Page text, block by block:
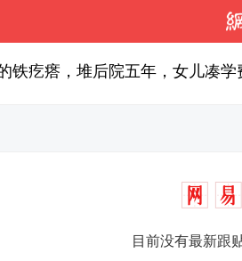
铁疙瘩，堆后院五年，女儿凑学
目前没有最新跟